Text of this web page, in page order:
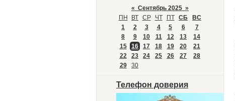
« Сентябрь 2025 »
ПН
ВТ СР ЧТ ПТ СБ
ВС
1
2 3 4 5 6
7
8
9 10 11 12 13
14
15
16 17 18 19 20
21
22
23 24 25 26 27
28
29
30
Телефон доверия